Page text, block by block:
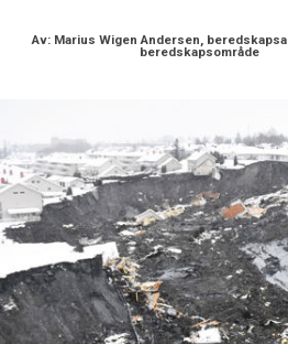
Av: Marius Wigen Andersen,
beredskapsområde